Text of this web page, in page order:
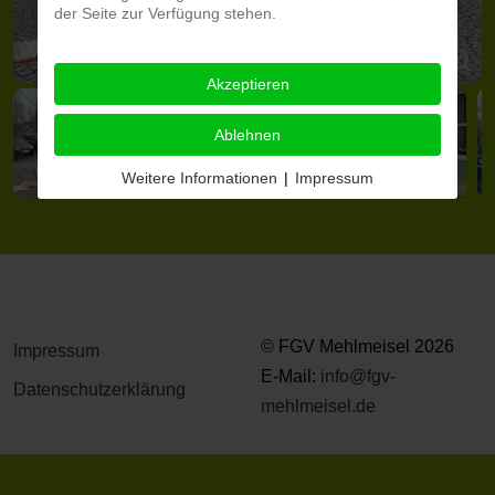
Impressum
Datenschutzerklärung
© FGV Mehlmeisel 2026
E-Mail: info@fgv-
mehlmeisel.de
der Seite zur Verfügung stehen.
Akzeptieren
Ablehnen
Weitere Informationen | Impressum